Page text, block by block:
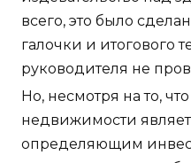
всего, это было
галочки и итогового
руководителя не
Но, несмотря на то,
недвижимости
определяющим